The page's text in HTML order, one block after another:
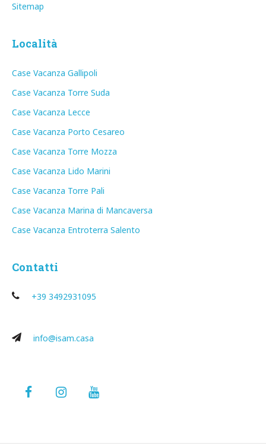
Sitemap
Località
Case Vacanza Gallipoli
Case Vacanza Torre Suda
Case Vacanza Lecce
Case Vacanza Porto Cesareo
Case Vacanza Torre Mozza
Case Vacanza Lido Marini
Case Vacanza Torre Pali
Case Vacanza Marina di Mancaversa
Case Vacanza Entroterra Salento
Contatti
+39 3492931095
info@isam.casa